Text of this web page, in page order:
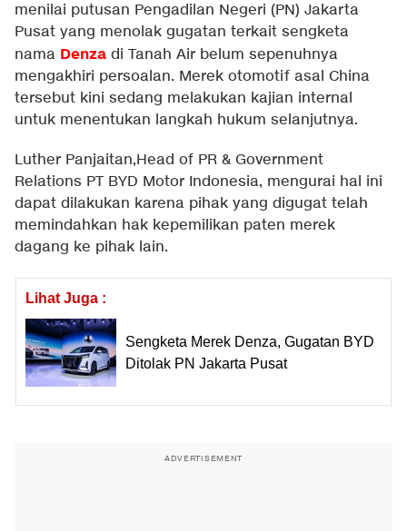
menilai putusan Pengadilan Negeri (PN) Jakarta
Pusat yang menolak gugatan terkait sengketa
nama Denza di Tanah Air belum sepenuhnya
mengakhiri persoalan. Merek otomotif asal China
tersebut kini sedang melakukan kajian internal
untuk menentukan langkah hukum selanjutnya.
Luther Panjaitan,Head of PR & Government
Relations PT BYD Motor Indonesia, mengurai hal ini
dapat dilakukan karena pihak yang digugat telah
memindahkan hak kepemilikan paten merek
dagang ke pihak lain.
Lihat Juga :
Sengketa Merek Denza, Gugatan BYD
Ditolak PN Jakarta Pusat
ADVERTISEMENT